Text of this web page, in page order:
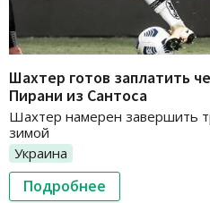
Шахтер готов заплатить
Пирани из Сантоса
Шахтер намерен завершить
зимой
Украина
Подробнее